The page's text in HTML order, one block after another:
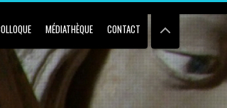
MÉDIATHÈQUE CONTACT